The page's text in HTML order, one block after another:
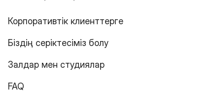
Корпоративтік клиенттерге
Біздің серіктесіміз болу
Залдар мен студиялар
FAQ